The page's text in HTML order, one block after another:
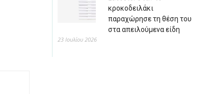
κροκοδειλάκι
παραχώρησε τη θέση του
στα απειλούμενα είδη
23 Ιουλίου 2026